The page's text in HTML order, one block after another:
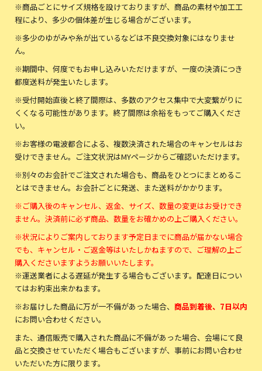
※商品ごとにサイズ規格を設けておりますが、商品の素材や加工工
程により、多少の個体差が生じる場合がございます。
※多少のゆがみや糸が出ているなどは不良交換対象にはなりませ
ん。
※期間中、何度でもお申し込みいただけますが、一度の決済につき
都度送料が発生いたします。
※受付開始直後と終了間際は、多数のアクセス集中で大変繋がりに
くくなる可能性があります。終了間際は余裕をもってご購入くださ
い。
※お客様の電波都合による、複数決済された場合のキャンセルはお
受けできません。ご注文状況はMYページからご確認いただけます。
※別々のお会計でご注文された場合も、商品をひとつにまとめるこ
とはできません。お会計ごとに発送、また送料がかかります。
※ご購入後のキャンセル、返金、サイズ、数量の変更はお受けでき
ません。決済前に必ず商品、数量をお確かめの上ご購入ください。
※状況によりご案内しております予定日までに商品が届かない場合
でも、キャンセル・ご返金等はいたしかねますので、ご理解の上ご
購入くださいますようお願いいたします。
※運送業者による遅延が発生する場合もございます。配達日につい
てはお約束出来かねます。
※お届けした商品に万が一不備があった場合、 商品到着後、7日以内
にお問い合わせください。
また、通信販売で購入された商品に不備があった場合、会場にて良
品と交換させていただく場合もございますが、事前にお問い合わせ
いただいた方に限ります。